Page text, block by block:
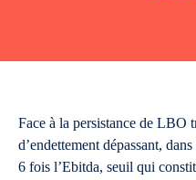
Face à la persistance de LBO
d’endettement dépassant,
6 fois l’Ebitda, seuil qui